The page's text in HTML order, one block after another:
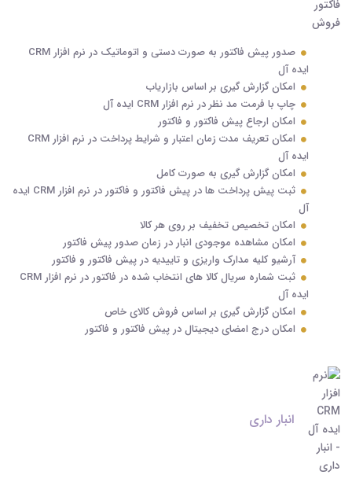
صدور پیش فاکتور به صورت دستی و اتوماتیک در نرم افزار CRM
ایده آل
امکان گزارش گیری بر اساس بازاریاب
چاپ با فرمت مد نظر در نرم افزار CRM ایده آل
امکان ارجاع پیش فاکتور و فاکتور
امکان تعریف مدت زمان اعتبار و شرایط پرداخت در نرم افزار CRM
ایده آل
امکان گزارش گیری به صورت کامل
ثبت پیش پرداخت ها در پیش فاکتور و فاکتور در نرم افزار CRM ایده
آل
امکان تخصیص تخفیف بر روی هر کالا
امکان مشاهده موجودی انبار در زمان صدور پیش فاکتور
آرشیو کلیه مدارک واریزی و تاییدیه در پیش فاکتور و فاکتور
ثبت شماره سریال کالا های انتخاب شده در فاکتور در نرم افزار CRM
ایده آل
امکان گزارش گیری بر اساس فروش کالای خاص
امکان درج امضای دیجیتال در پیش فاکتور و فاکتور
انبار داری